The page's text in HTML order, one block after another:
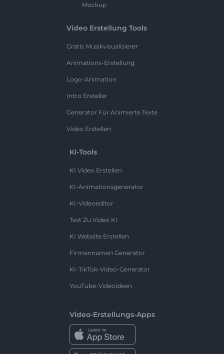
Mockup
Video Erstellung Tools
Gratis Musikvisualisierer
Animations-Erstellung
Logo-Animation
Intro Ersteller
Generator Für Animierte Texte
Video Erstellen
KI-Tools
KI Video Erstellen
KI-Animationsgenerator
KI-Videoeditor
Text Zu Video KI
KI Website Erstellen
Firmennamen Generator
KI-TikTok-Video-Generator
YouTube-Videoideen
Video-Erstellungs-Apps